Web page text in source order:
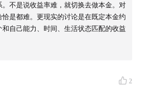
公众号「文少」~
生成）
。不是说收益率难，就切换去做本金。对
是都难。更现实的讨论是在既定本金约
和自己能力、时间、生活状态匹配的收益
2